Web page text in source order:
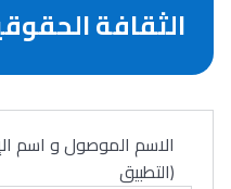
الثقافة
الاسم الموصول و اسم
(التطبيق